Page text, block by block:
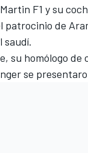
F1 y su
patrocinio de
saudí.
su homólogo de
se